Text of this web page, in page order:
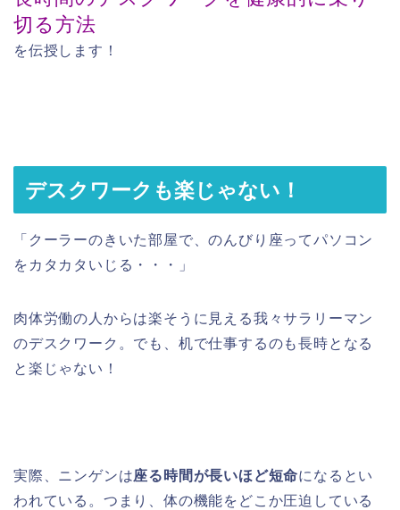
切る方法
を伝授します！
デスクワークも楽じゃない！
「クーラーのきいた部屋で、のんびり座ってパソコン
をカタカタいじる・・・」
肉体労働の人からは楽そうに見える我々サラリーマン
のデスクワーク。でも、机で仕事するのも長時となる
と楽じゃない！
実際、ニンゲンは座る時間が長いほど短命になるとい
われている。つまり、体の機能をどこか圧迫している